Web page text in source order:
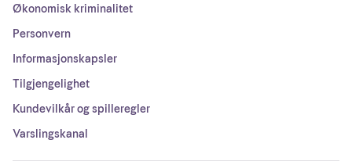
Økonomisk kriminalitet
Personvern
Informasjonskapsler
Tilgjengelighet
Kundevilkår og spilleregler
Varslingskanal